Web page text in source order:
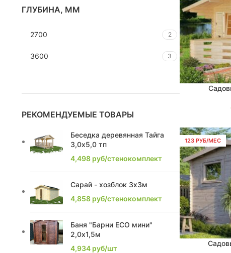
1,81
2,85
2,17
2,63
2,74
2,1
ГЛУБИНА, ММ
2700 2
3600 3
РЕКОМЕНДУЕМЫЕ ТОВАРЫ
Беседка деревянная Тайга
3,0х5,0 тп
4,498 руб/стенокомплект
Сарай - хозблок 3х3м
4,858 руб/стенокомплект
Баня "Барни ECO мини"
2,0х1,5м
4,934 руб/шт
В КОРЗИНУ
123 РУБ/МЕС
В КОРЗИНУ